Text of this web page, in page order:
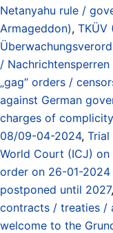
Netanyahu rule /
Armageddon), TKÜV
/
„gag“ orders /
against German
charges of
08/09-04-2024,
World Court (ICJ)
order on 26-01-
postponed until 2027,
contracts / treaties /
welcome to the